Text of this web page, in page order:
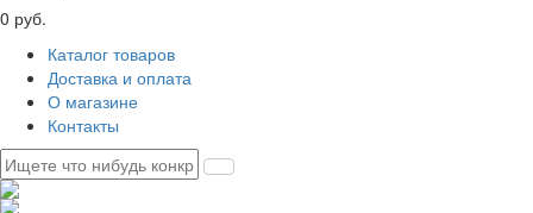
0 руб.
Каталог товаров
Доставка и оплата
О магазине
Контакты